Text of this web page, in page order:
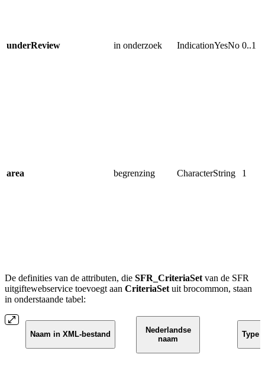
underReview in onderzoek IndicationYesNo 0..1
area begrenzing CharacterString 1
De definities van de attributen, die SFR_CriteriaSet van de SFR
uitgiftewebservice toevoegt aan CriteriaSet uit brocommon, staan
in onderstaande tabel:
Naam in XML-bestand
Nederlandse
naam
Type